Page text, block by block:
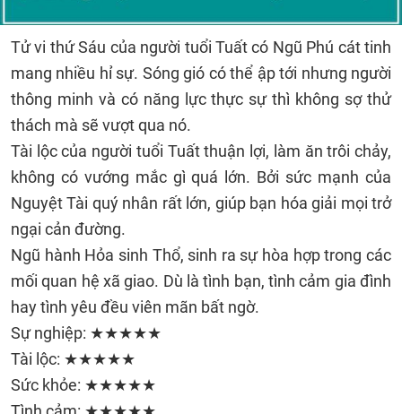
Tử vi thứ Sáu của người tuổi Tuất có Ngũ Phú cát tinh
mang nhiều hỉ sự. Sóng gió có thể ập tới nhưng người
thông minh và có năng lực thực sự thì không sợ thử
thách mà sẽ vượt qua nó.
Tài lộc của người tuổi Tuất thuận lợi, làm ăn trôi chảy,
không có vướng mắc gì quá lớn. Bởi sức mạnh của
Nguyệt Tài quý nhân rất lớn, giúp bạn hóa giải mọi trở
ngại cản đường.
Ngũ hành Hỏa sinh Thổ, sinh ra sự hòa hợp trong các
mối quan hệ xã giao. Dù là tình bạn, tình cảm gia đình
hay tình yêu đều viên mãn bất ngờ.
Sự nghiệp: ★★★★★
Tài lộc: ★★★★★
Sức khỏe: ★★★★★